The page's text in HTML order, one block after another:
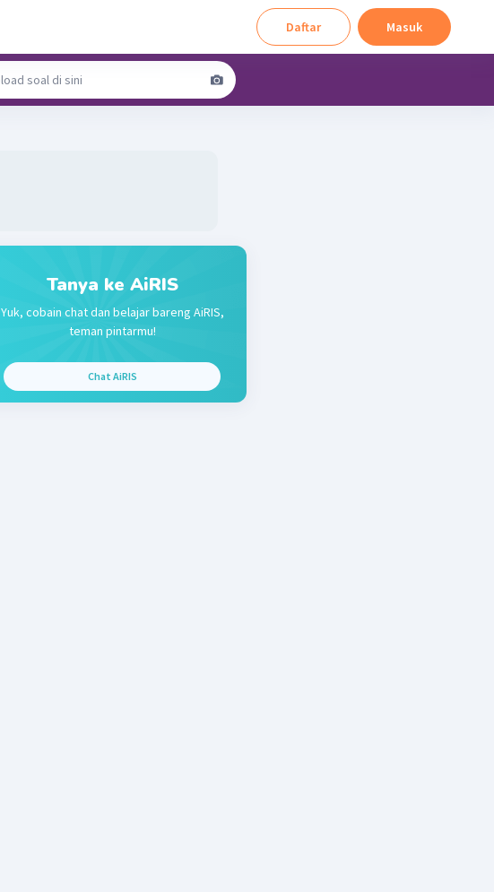
Daftar Masuk
Tanya ke AiRIS
Yuk, cobain chat dan belajar bareng AiRIS,
teman pintarmu!
Chat AiRIS